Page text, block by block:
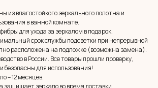
из влагостойкого зеркального полотна и
в ванной комнате.
для ухода за зеркалом в подарок.
срок службы подсветки при непрерывной
расположена на подложке (возможна замена).
в России. Все товары прошли проверку,
безопасны для использования!
– 12 месяцев.